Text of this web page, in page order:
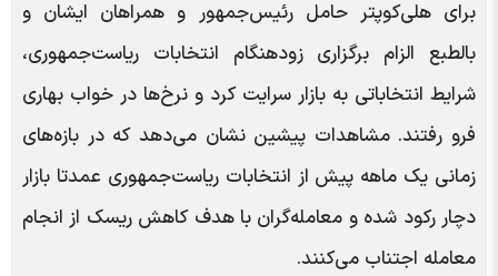
برای هلی‌کوپتر حامل رئیس‌جمهور و همراهان ایشان و
بالطبع الزام برگزاری زودهنگام انتخابات ریاست‌جمهوری،
شرایط انتخاباتی به بازار سرایت کرد و نرخ‌ها در خواب بهاری
فرو رفتند. مشاهدات پیشین نشان می‌دهد که در بازه‌های
زمانی یک ماهه پیش از انتخابات ریاست‌جمهوری عمدتا بازار
دچار رکود شده و معامله‌گران با هدف کاهش ریسک از انجام
معامله اجتناب می‌کنند.